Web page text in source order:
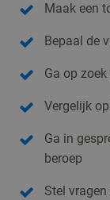
Maak een
Bepaal de
Ga op
Vergelijk
Ga in
beroep
Stel